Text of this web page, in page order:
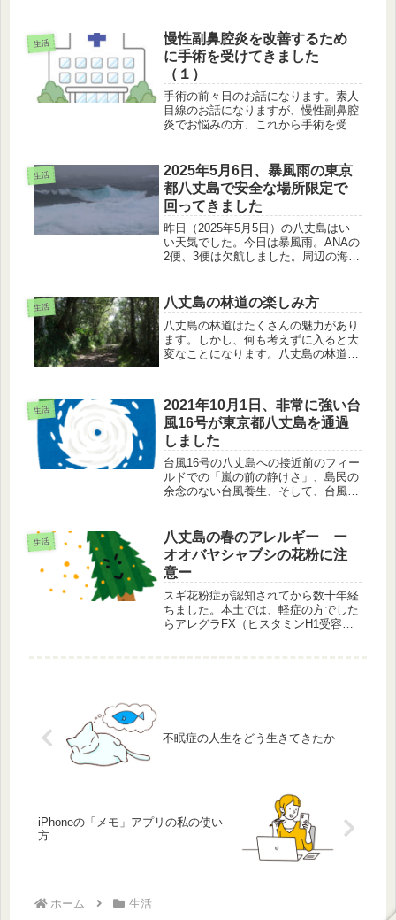
生活
慢性副鼻腔炎を改善するため
に手術を受けてきました
（１）
手術の前々日のお話になります。素人
目線のお話になりますが、慢性副鼻腔
炎でお悩みの方、これから手術を受け
生活
2025年5月6日、暴風雨の東京
都八丈島で安全な場所限定で
回ってきました
昨日（2025年5月5日）の八丈島はい
い天気でした。今日は暴風雨。ANAの
2便、3便は欠航しました。周辺の海は
生活 八丈島の林道の楽しみ方
八丈島の林道はたくさんの魅力があり
ます。しかし、何も考えずに入ると大
変なことになります。八丈島の林道の
生活
2021年10月1日、非常に強い台
風16号が東京都八丈島を通過
しました
台風16号の八丈島への接近前のフィー
ルドでの「嵐の前の静けさ」、島民の
余念のない台風養生、そして、台風通
生活
八丈島の春のアレルギー ー
オオバヤシャブシの花粉に注
意ー
スギ花粉症が認知されてから数十年経
ちました。本土では、軽症の方でした
らアレグラFX（ヒスタミンH1受容体
不眠症の人生をどう生きてきたか
iPhoneの「メモ」アプリの私の使い
方
ホーム 生活